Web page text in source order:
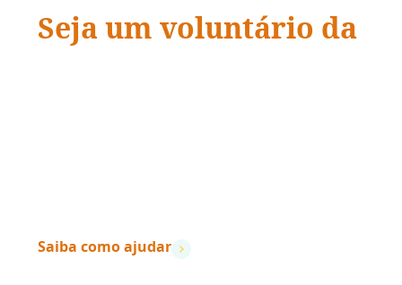
Seja um voluntário da
Saiba como ajudar